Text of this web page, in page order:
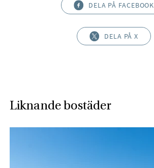
DELA PÅ FACEBOOK
DELA PÅ X
Liknande bostäder